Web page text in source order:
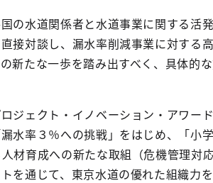
の水道関係者と水道事業に関する活
接対談し、漏水率削減事業に対する
新たな一歩を踏み出すべく、具体的
ジェクト・イノベーション・アワー
水率３％への挑戦」をはじめ、「小
材育成への新たな取組（危機管理対
を通じて、東京水道の優れた組織力